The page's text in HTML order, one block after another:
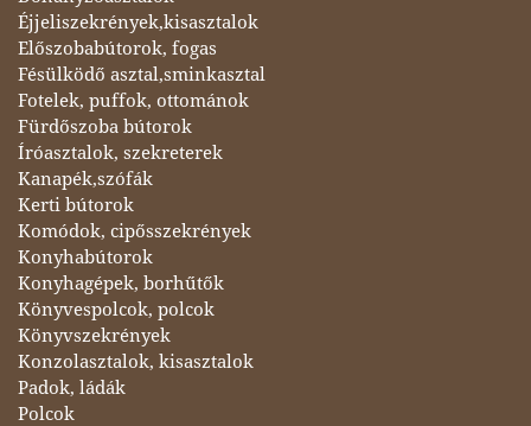
Éjjeliszekrények,kisasztalok
Előszobabútorok, fogas
Fésülködő asztal,sminkasztal
Fotelek, puffok, ottománok
Fürdőszoba bútorok
Íróasztalok, szekreterek
Kanapék,szófák
Kerti bútorok
Komódok, cipősszekrények
Konyhabútorok
Konyhagépek, borhűtők
Könyvespolcok, polcok
Könyvszekrények
Konzolasztalok, kisasztalok
Padok, ládák
Polcok